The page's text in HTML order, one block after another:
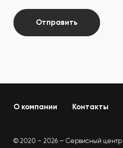
Отправить
О компании Контакты
© 2020 – 2026 — Сервисный центр